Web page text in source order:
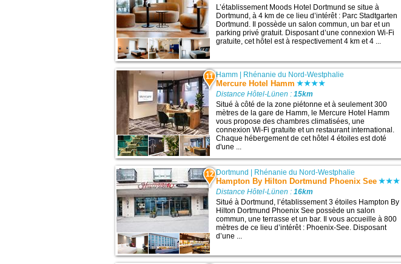
L’établissement Moods Hotel Dortmund se situe à
Dortmund, à 4 km de ce lieu d’intérêt : Parc Stadtgarten
Dortmund. Il possède un salon commun, un bar et un
parking privé gratuit. Disposant d’une connexion Wi-Fi
gratuite, cet hôtel est à respectivement 4 km et 4 ...
11 Hamm Rhénanie du Nord-Westphalie
Mercure Hotel Hamm
Distance Hôtel-Lünen :15km
Situé à côté de la zone piétonne et à seulement 300
mètres de la gare de Hamm, le Mercure Hotel Hamm
vous propose des chambres climatisées, une
connexion Wi-Fi gratuite et un restaurant international.
Chaque hébergement de cet hôtel 4 étoiles est doté
d'une ...
12 Dortmund | Rhénanie du Nord-Westphalie
Hampton By Hilton Dortmund Phoenix See
Distance Hôtel-Lünen :16km
Situé à Dortmund, l’établissement 3 étoiles Hampton By
Hilton Dortmund Phoenix See possède un salon
commun, une terrasse et un bar. Il vous accueille à 800
mètres de ce lieu d’intérêt : Phoenix-See. Disposant
d’une ...